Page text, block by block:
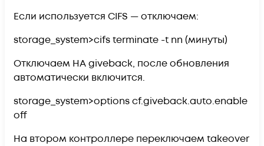
Если используется CIFS — отключаем:
storage_system>cifs terminate -t nn (минуты)
Отключаем HA giveback, после обновления
автоматически включится.
storage_system>options cf.giveback.auto.enable
off
На втором контроллере переключаем takeover